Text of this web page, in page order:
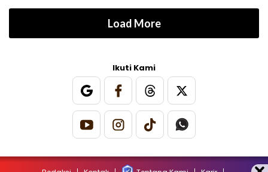
Load More
Ikuti Kami